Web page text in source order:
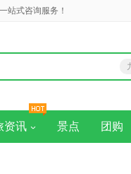
站式咨询服务！
九寨沟旅游
资讯 景点 团购